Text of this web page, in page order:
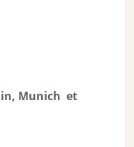
Munich et